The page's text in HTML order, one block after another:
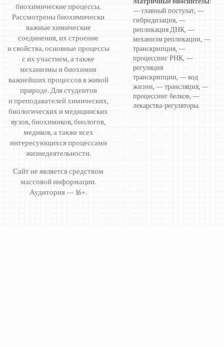
биохимические процессы.
Рассмотрены биохимически
важные химические
соединения, их строение
и свойства, основные процессы
с их участием, а также
механизмы и биохимия
важнейших процессов в живой
природе. Для студентов
и преподавателей химических,
биологических и медицинских
вузов, биохимиков, биологов,
медиков, а также всех
интересующихся процессами
жизнедеятельности.
Сайт не является средством
массовой информации.
Аудитория — 16+.
— главный постулат, —
гибридизация, —
репликация ДНК, —
механизм репликации, —
транскрипция, —
процессинг РНК, —
регуляция
транскрипции, — код
жизни, — трансляция, —
процессинг белков, —
лекарства-регуляторы.